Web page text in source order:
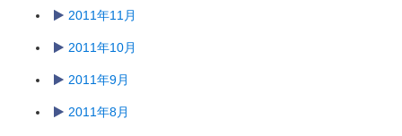
2011年11月
2011年10月
2011年9月
2011年8月